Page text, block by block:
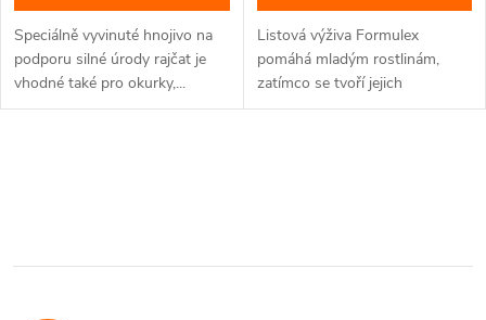
Speciálně vyvinuté hnojivo na
podporu silné úrody rajčat je
vhodné také pro okurky,...
Listová výživa Formulex
pomáhá mladým rostlinám,
zatímco se tvoří jejich
kořenový...
l